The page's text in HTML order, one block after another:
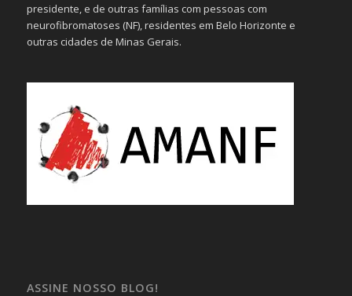
presidente, e de outras famílias com pessoas com
neurofibromatoses (NF), residentes em Belo Horizonte e
outras cidades de Minas Gerais.
ASSINE NOSSO BLOG!